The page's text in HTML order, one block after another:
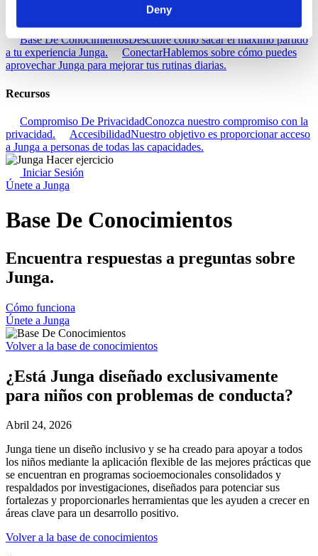
Deny
Base De ConocimientosDescubre cómo sacar el máximo partido
a tu experiencia Junga.
ConectarHablemos sobre cómo puedes
aprovechar Junga para mejorar tus rutinas diarias.
Recursos
Compromiso De PrivacidadConozca nuestro compromiso con la
privacidad.
AccesibilidadNuestro objetivo es proporcionar acceso
a Junga a personas de todas las capacidades.
Iniciar Sesión
Únete a Junga
Base De Conocimientos
Encuentra respuestas a preguntas sobre
Junga.
Cómo funciona
Únete a Junga
Volver a la base de conocimientos
¿Está Junga diseñado exclusivamente
para niños con problemas de conducta?
Abril 24, 2026
Junga tiene un diseño inclusivo y se ha creado para apoyar a todos
los niños mediante la aplicación flexible de las mejores prácticas que
se encuentran en programas socioemocionales consolidados y
respaldados por investigaciones, diseñados para potenciar sus
fortalezas y proporcionarles herramientas que les ayuden a crecer en
áreas clave para un desarrollo positivo.
Volver a la base de conocimientos